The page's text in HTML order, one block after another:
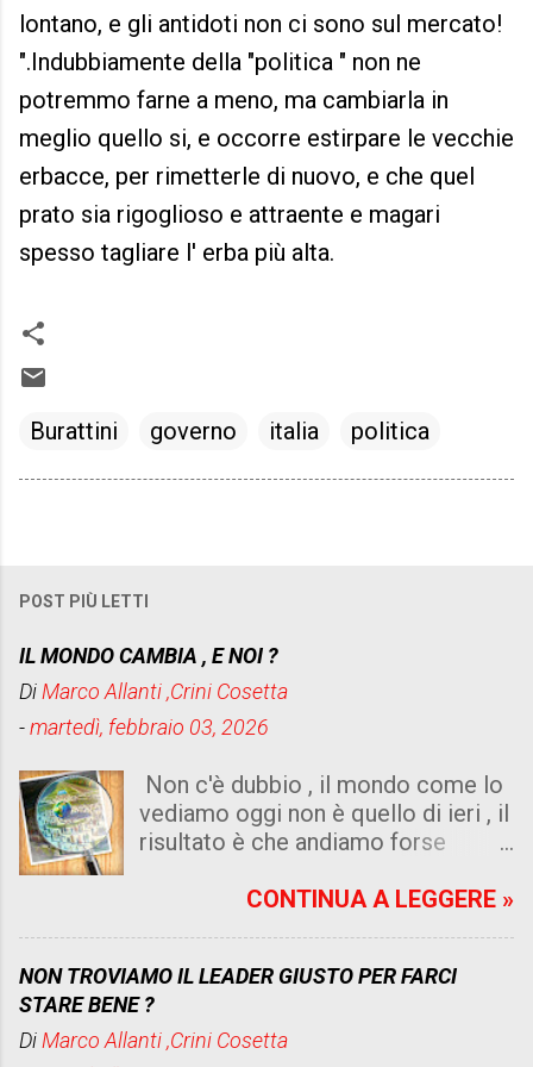
lontano, e gli antidoti non ci sono sul mercato!
".Indubbiamente della "politica " non ne
potremmo farne a meno, ma cambiarla in
meglio quello si, e occorre estirpare le vecchie
erbacce, per rimetterle di nuovo, e che quel
prato sia rigoglioso e attraente e magari
spesso tagliare l' erba più alta.
Burattini governo italia politica
POST PIÙ LETTI
IL MONDO CAMBIA , E NOI ?
DiMarco Allanti ,Crini Cosetta
-martedì, febbraio 03, 2026
Non c'è dubbio , il mondo come lo
vediamo oggi non è quello di ieri , il
risultato è che andiamo forse
Un dato di fatto risulta dalle risorse
umanità senza cuore e senza logica
, non è cattiveria , e ne isteria , ma
leggere un quotidiano che diventa
CONTINUA A LEGGERE »
NON TROVIAMO IL LEADER GIUSTO PER FARCI
STARE BENE ?
DiMarco Allanti ,Crini Cosetta